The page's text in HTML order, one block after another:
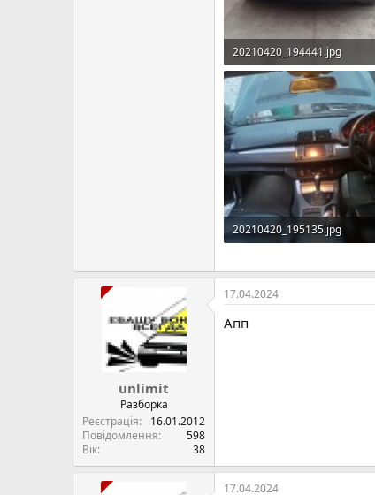
20210420_194441.jpg
848 КБ · Перегляди: 23
20210420_195135.jpg
unlimit
Разборка
Реєстрація
16.01.2012
Повідомлення
598
Вік
38
17.04.2024
Апп
17.04.2024